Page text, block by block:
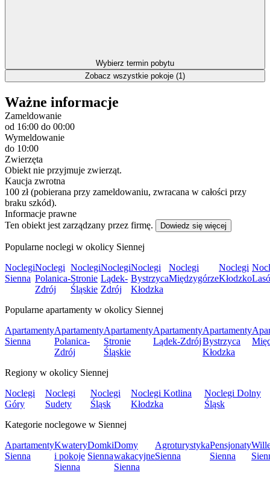
Wybierz termin pobytu
Zobacz wszystkie pokoje (1)
Ważne informacje
Zameldowanie
od 16:00 do 00:00
Wymeldowanie
do 10:00
Zwierzęta
Obiekt nie przyjmuje zwierząt.
Kaucja zwrotna
100 zł (pobierana przy zameldowaniu, zwracana w całości przy
braku szkód).
Informacje prawne
Ten obiekt jest zarządzany przez firmę.
Dowiedz się więcej
Popularne noclegi w okolicy Siennej
Noclegi
Sienna
Noclegi
Polanica-
Zdrój
Noclegi
Stronie
Śląskie
Noclegi
Lądek-
Zdrój
Noclegi
Bystrzyca
Kłodzka
Noclegi
Międzygórze
Noclegi
Kłodzko
Popularne apartamenty w okolicy Siennej
Apartamenty
Sienna
Apartamenty
Polanica-
Zdrój
Apartamenty
Stronie
Śląskie
Apartamenty
Lądek-Zdrój
Apartamenty
Bystrzyca
Kłodzka
Regiony w okolicy Siennej
Noclegi
Góry
Noclegi
Sudety
Noclegi
Śląsk
Noclegi Kotlina
Kłodzka
Noclegi Dolny
Śląsk
Kategorie noclegowe w Siennej
Apartamenty
Sienna
Kwatery
i pokoje
Sienna
Domki
Sienna
Domy
wakacyjne
Sienna
Agroturystyka
Sienna
Pensjonaty
Sienna